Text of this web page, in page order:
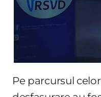
Pe parcursul